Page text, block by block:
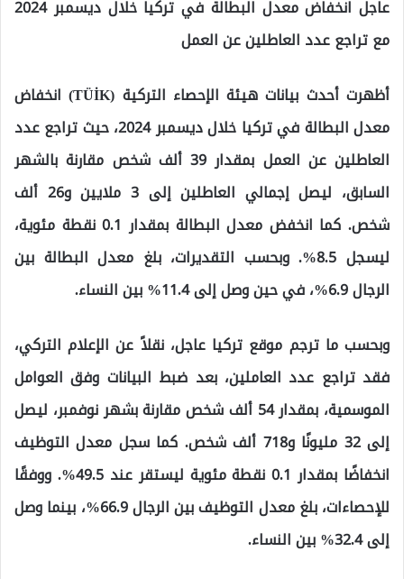
عاجل انخفاض معدل البطالة في تركيا خلال ديسمبر 2024
مع تراجع عدد العاطلين عن العمل
أظهرت أحدث بيانات هيئة الإحصاء التركية (TÜİK) انخفاض
معدل البطالة في تركيا خلال ديسمبر 2024، حيث تراجع عدد
العاطلين عن العمل بمقدار 39 ألف شخص مقارنة بالشهر
السابق، ليصل إجمالي العاطلين إلى 3 ملايين و26 ألف
شخص. كما انخفض معدل البطالة بمقدار 0.1 نقطة مئوية،
ليسجل 8.5%. وبحسب التقديرات، بلغ معدل البطالة بين
الرجال 6.9%، في حين وصل إلى 11.4% بين النساء.
وبحسب ما ترجم موقع تركيا عاجل، نقلاً عن الإعلام التركي،
فقد تراجع عدد العاملين، بعد ضبط البيانات وفق العوامل
الموسمية، بمقدار 54 ألف شخص مقارنة بشهر نوفمبر، ليصل
إلى 32 مليونًا و718 ألف شخص. كما سجل معدل التوظيف
انخفاضًا بمقدار 0.1 نقطة مئوية ليستقر عند 49.5%. ووفقًا
للإحصاءات، بلغ معدل التوظيف بين الرجال 66.9%، بينما وصل
إلى 32.4% بين النساء.